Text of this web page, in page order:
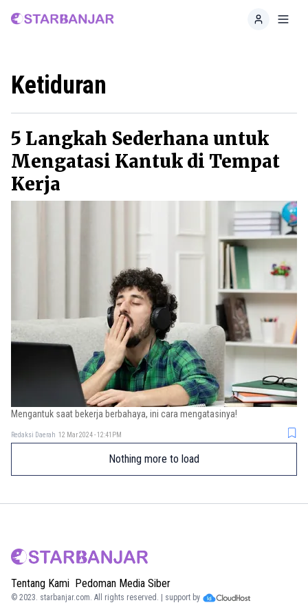
Home
Ketiduran
5 Langkah Sederhana untuk
Mengatasi Kantuk di Tempat
Kerja
Mengantuk saat bekerja berbahaya, ini cara mengatasinya!
Redaksi Daerah 12 Mar 2024 - 12:41PM
Nothing more to load
Tentang Kami Pedoman Media Siber
© 2023. starbanjar.com. All rights reserved. | support by